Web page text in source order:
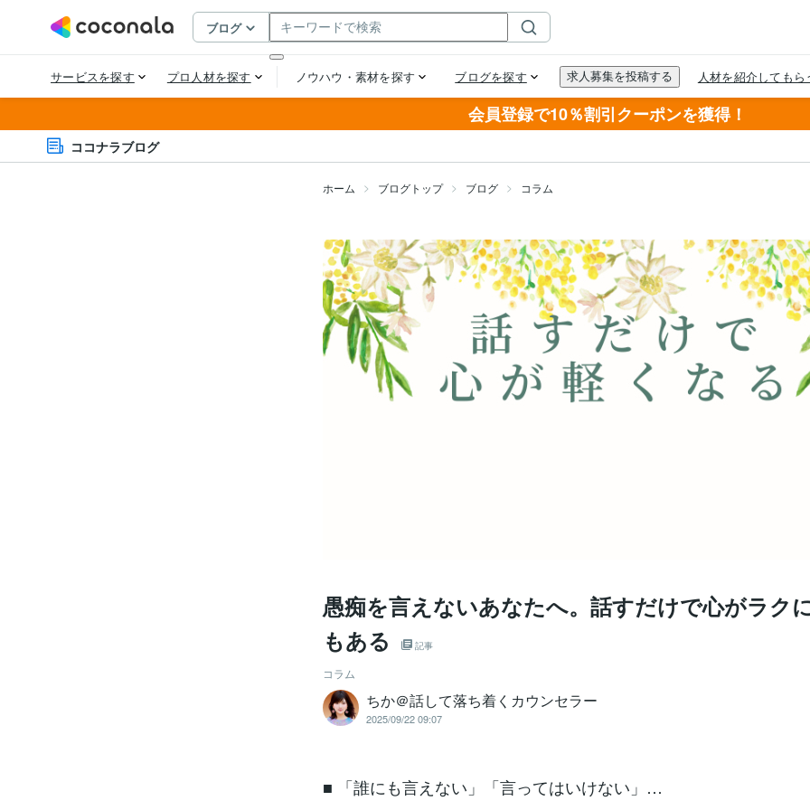
会員登録で10％割引クーポンを獲得！
ココナラブログ
ホーム ブログトップ ブログ コラム
愚痴を言えないあなたへ。話すだけで心がラク
もある
記事
コラム
ちか＠話して落ち着くカウンセラー
2025/09/22 09:07
■ 「誰にも言えない」「言ってはいけない」…